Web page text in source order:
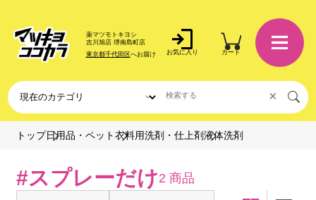
薬マツモトキヨシ
吉川旭店 堺南島町店
東京都千代田区へお届け お気に入り カート
×
トップ日用品・ペット 衣料用洗剤・仕上剤 液体洗剤
#スプレーだけ2 商品